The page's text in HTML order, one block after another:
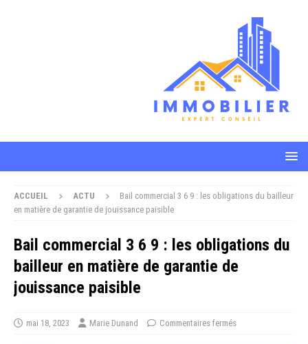
ACCUEIL ACTU
Bail commercial 3 6 9 : les obligations du bailleur
en matière de garantie de jouissance paisible
Bail commercial 3 6 9 : les obligations du
bailleur en matière de garantie de
jouissance paisible
mai 18, 2023 Marie Dunand Commentaires fermés